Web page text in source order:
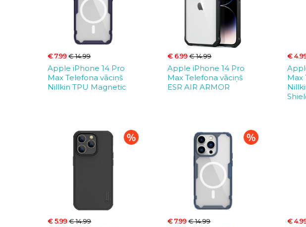
€ 7.99€ 14.99
Apple iPhone 14 Pro
Max Telefona vāciņš
Nillkin TPU Magnetic
€ 6.99€ 14.99
Apple iPhone 14 Pro
Max Telefona vāciņš
ESR AIR ARMOR
€
Max
€ 5.99€ 14.99 € 7.99€ 14.99 €